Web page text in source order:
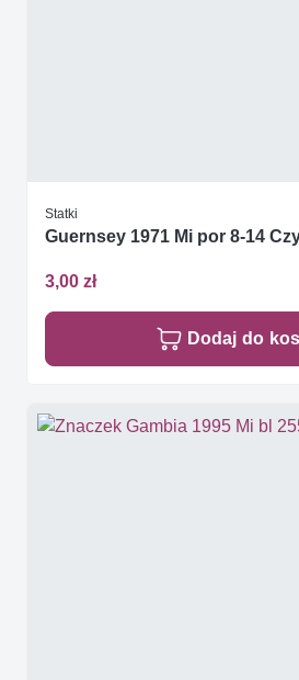
Statki
Guernsey 1971 Mi por 8-14
3,00 zł
Dodaj do